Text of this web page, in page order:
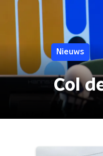
Nieuws
Col